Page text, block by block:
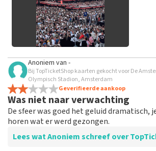
bekijken
Anoniem van -
Bij TopTicketShop kaarten gekocht voor De
Olympisch Stadion, Amsterdam
Geverifieerde aankoop
Was niet naar verwachting
De sfeer was goed het geluid dramatisch,
horen wat er werd gezongen.
Lees wat Anoniem schreef over